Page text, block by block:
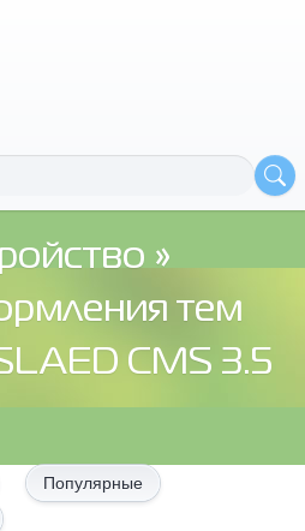
»
тем
CMS 3.5
Популярные